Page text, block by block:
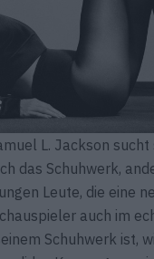
L. Jackson sucht
das Schuhwerk,
Leute, die eine
auch im
Schuhwerk ist,